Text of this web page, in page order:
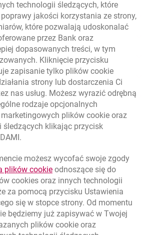
Data aktualizacji: 7.08.2026, 12:53:25
KUPNO SPRZEDAŻ
4.1346 4.4568
3.8493
4.4312 4.7764
4.822 5.1978
technologii śledzących, które
jakości korzystania ze strony,
które pozwalają udoskonalać
przez Bank oraz
dopasowanych treści, w tym
Kliknięcie przycisku
zapisanie tylko plików cookie
strony lub dostarczenia Ci
nas usług. Możesz wyrazić odrębną
rodzaje opcjonalnych
plików cookie oraz
śledzących klikając przycisk
możesz wycofać swoje zgody
plików cookielink otwiera się w nowym
odnoszące się do
cookies oraz innych technologii
za pomocą przycisku Ustawienia
się w stopce strony. Od momentu
będziemy już zapisywać w Twojej
plików cookie oraz